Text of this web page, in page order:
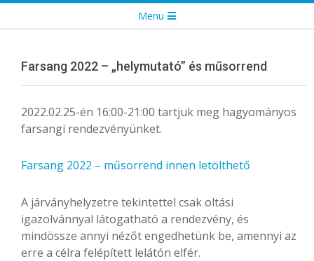
Menu
Farsang 2022 – „helymutató” és műsorrend
2022.02.25-én 16:00-21:00 tartjuk meg hagyományos
farsangi rendezvényünket.
Farsang 2022 – műsorrend innen letölthető
A járványhelyzetre tekintettel csak oltási
igazolvánnyal látogatható a rendezvény, és
mindössze annyi nézőt engedhetünk be, amennyi az
erre a célra felépített lelátón elfér.